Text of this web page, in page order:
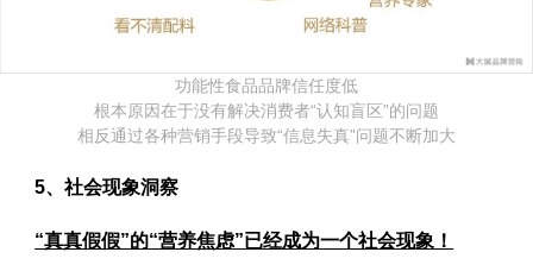
功能性食品品牌信任度低
根本原因在于没有解决消费者“认知盲区”的问题
相反通过各种营销手段导致“信息失真”问题不断加大
5、社会现象洞察
“真真假假”的“营养焦虑”已经成为一个社会现象！